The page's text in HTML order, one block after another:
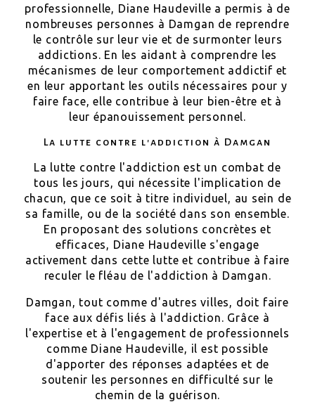
professionnelle, Diane Haudeville a permis à de
nombreuses personnes à Damgan de reprendre
le contrôle sur leur vie et de surmonter leurs
addictions. En les aidant à comprendre les
mécanismes de leur comportement addictif et
en leur apportant les outils nécessaires pour y
faire face, elle contribue à leur bien-être et à
leur épanouissement personnel.
La lutte contre l'addiction à Damgan
La lutte contre l'addiction est un combat de
tous les jours, qui nécessite l'implication de
chacun, que ce soit à titre individuel, au sein de
sa famille, ou de la société dans son ensemble.
En proposant des solutions concrètes et
efficaces, Diane Haudeville s'engage
activement dans cette lutte et contribue à faire
reculer le fléau de l'addiction à Damgan.
Damgan, tout comme d'autres villes, doit faire
face aux défis liés à l'addiction. Grâce à
l'expertise et à l'engagement de professionnels
comme Diane Haudeville, il est possible
d'apporter des réponses adaptées et de
soutenir les personnes en difficulté sur le
chemin de la guérison.